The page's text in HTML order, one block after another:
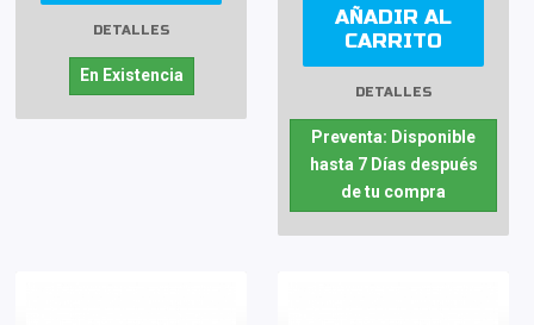
DETALLES
En Existencia
AÑADIR AL
CARRITO
DETALLES
Preventa: Disponible
hasta 7 Días después
de tu compra